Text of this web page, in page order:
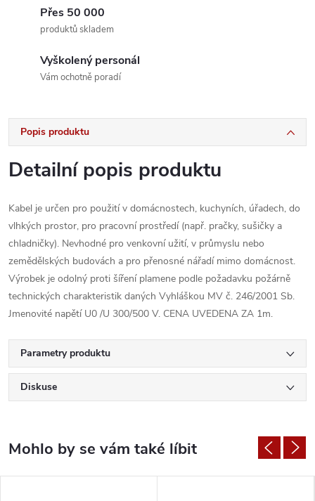
Přes 50 000
produktů skladem
Vyškolený personál
Vám ochotně poradí
Popis produktu
Detailní popis produktu
Kabel je určen pro použití v domácnostech, kuchyních, úřadech, do
vlhkých prostor, pro pracovní prostředí (např. pračky, sušičky a
chladničky). Nevhodné pro venkovní užití, v průmyslu nebo
zemědělských budovách a pro přenosné nářadí mimo domácnost.
Výrobek je odolný proti šíření plamene podle požadavku požárně
technických charakteristik daných Vyhláškou MV č. 246/2001 Sb.
Jmenovité napětí U0 /U 300/500 V. CENA UVEDENA ZA 1m.
Parametry produktu
Diskuse